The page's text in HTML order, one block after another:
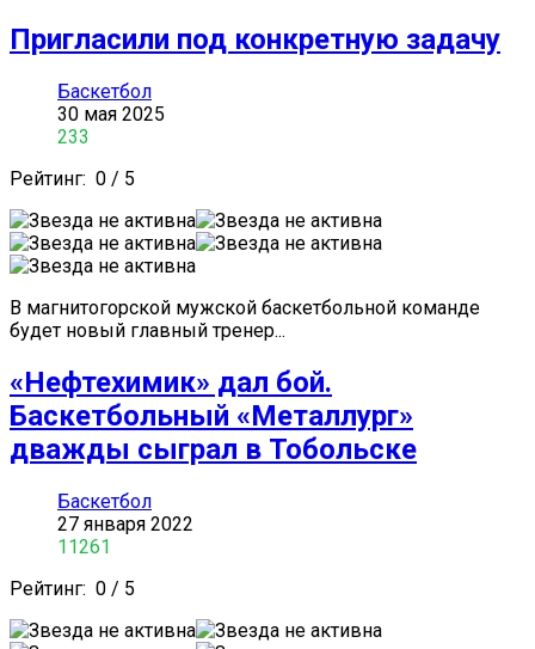
Пригласили под конкретную задачу
Баскетбол
30 мая 2025
233
Рейтинг: 0 / 5
В магнитогорской мужской баскетбольной команде
будет новый главный тренер...
«Нефтехимик» дал бой.
Баскетбольный «Металлург»
дважды сыграл в Тобольске
Баскетбол
27 января 2022
11261
Рейтинг: 0 / 5